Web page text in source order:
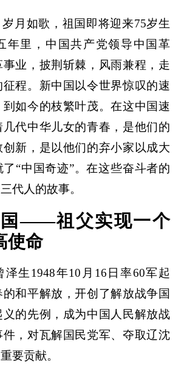
月如歌，祖国即将迎来75岁生
年里，中国共产党领导中国革
业，披荆斩棘，风雨兼程，走
程。新中国以令世界惊叹的速
如今的枝繁叶茂。在这中国速
代中华儿女的青春，是他们的
新，是以他们的弃小家以成大
“中国奇迹”。在这些奋斗者的
代人的故事。
——祖父实现一个
使命
泽生1948年10月16日率60军起
的和平解放，开创了解放战争国
义的先例，成为中国人民解放战
，对瓦解国民党军、夺取辽沈
要贡献。